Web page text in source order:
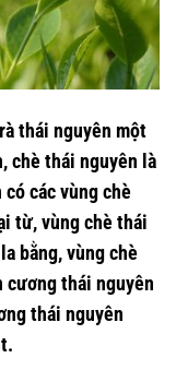
thái nguyên một
chè thái nguyên là
các vùng chè
từ, vùng chè thái
bằng, vùng chè
cương thái nguyên
thái nguyên